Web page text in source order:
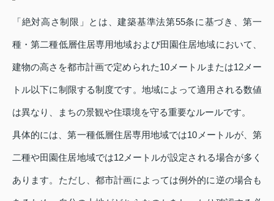
「絶対高さ制限」とは、建築基準法第55条に基づき、第一
種・第二種低層住居専用地域および田園住居地域において、
建物の高さを都市計画で定められた10メートルまたは12メー
トル以下に制限する制度です。地域によって適用される数値
は異なり、まちの景観や住環境を守る重要なルールです。
具体的には、第一種低層住居専用地域では10メートルが、第
二種や田園住居地域では12メートルが設定される場合が多く
あります。ただし、都市計画によっては例外的に逆の場合も